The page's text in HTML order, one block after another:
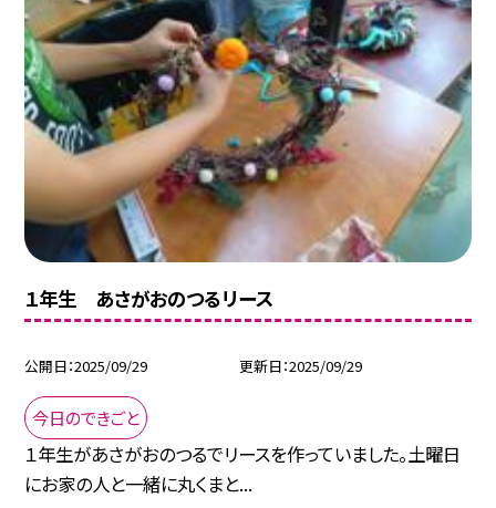
１年生 あさがおのつるリース
公開日 2025/09/29 更新日 2025/09/29
今日のできごと
１年生があさがおのつるでリースを作っていました。土曜日
にお家の人と一緒に丸くまと...